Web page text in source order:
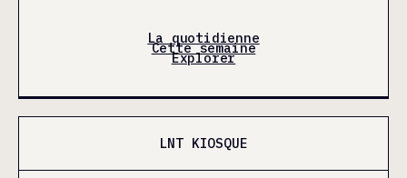
La quotidienne
Cette semaine
Explorer
LNT KIOSQUE